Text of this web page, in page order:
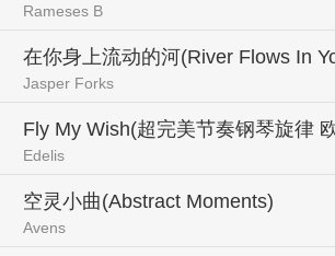
Rameses B
在你身上流动的河(River Flows In
Jasper Forks
Fly My Wish(超完美节奏钢琴旋律
Edelis
空灵小曲(Abstract Moments)
Avens